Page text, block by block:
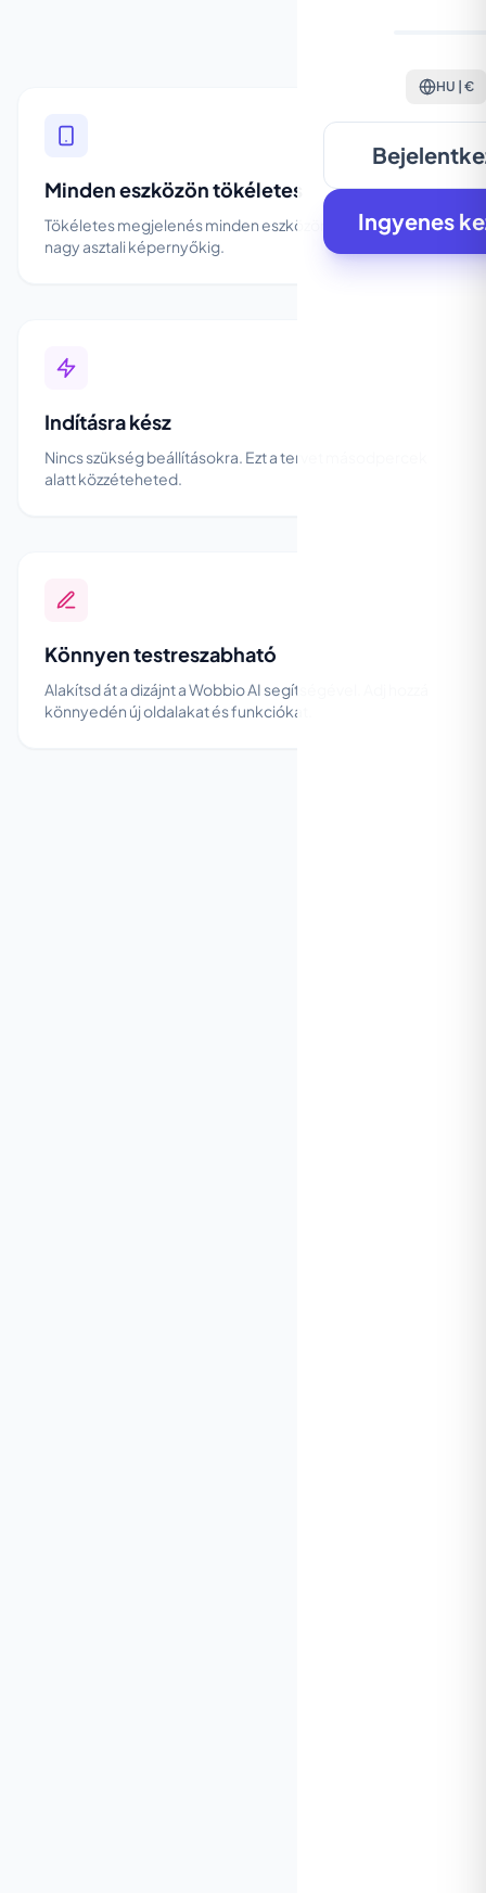
HU | €
Ingyenes
Minden eszközön tökéletes
Tökéletes megjelenés minden eszközön, a mobiltól a
nagy asztali képernyőkig.
Indításra kész
Nincs szükség beállításokra. Ezt a tervet másodpercek
alatt közzéteheted.
Könnyen testreszabható
Alakítsd át a dizájnt a Wobbio AI segítségével. Adj hozzá
könnyedén új oldalakat és funkciókat.